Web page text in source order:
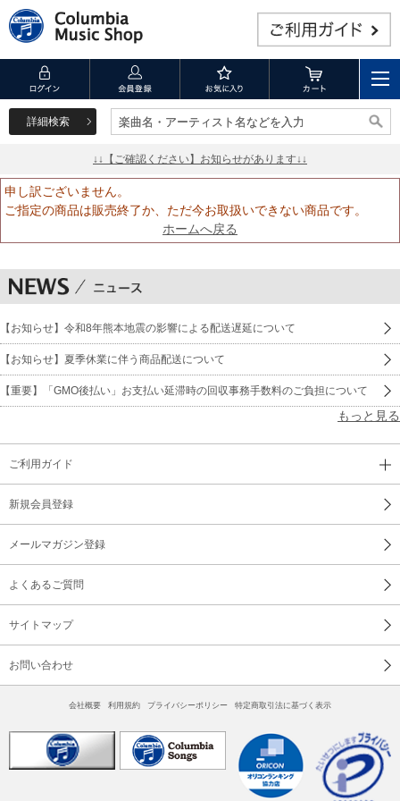
詳細検索 楽曲名・アーティスト名などを入力
楽曲名・アーティスト名などを入力
↓↓【ご確認ください】お知らせがあります↓↓
申し訳ございません。
ご指定の商品は販売終了か、ただ今お取扱いできない商品です。
ホームへ戻る
【お知らせ】令和8年熊本地震の影響による配送遅延について
【お知らせ】夏季休業に伴う商品配送について
【重要】「GMO後払い」お支払い延滞時の回収事務手数料のご負担について
もっと見る
ご利用ガイド
新規会員登録
メールマガジン登録
よくあるご質問
サイトマップ
お問い合わせ
会社概要 利用規約 プライバシーポリシー 特定商取引法に基づく表示